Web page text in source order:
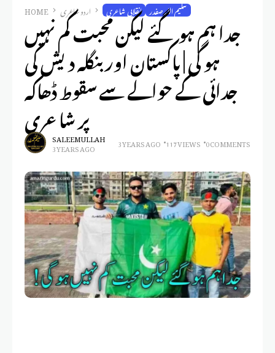
HOME اردو شاعری انقلابی شاعری سلیم اللہ صفدر
جدا ہم ہو گئے لیکن محبت کم نہیں
ہو گی | پاکستان اور بنگلہ دیش کی
جدائی کے حوالے سے سقوط ڈھاکہ
پر شاعری
SALEEM ULLAH
3 YEARS AGO 3 YEARS AGO 117 VIEWS 0 COMMENTS